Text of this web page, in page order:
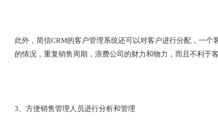
此外，简信CRM的客户管理系统还可以对客户进行分配，一
的情况，重复销售周期，浪费公司的财力和物力，而且不利于
3、方便销售管理人员进行分析和管理